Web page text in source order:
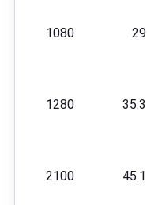
29
1080
35.3
1280
45.1
2100